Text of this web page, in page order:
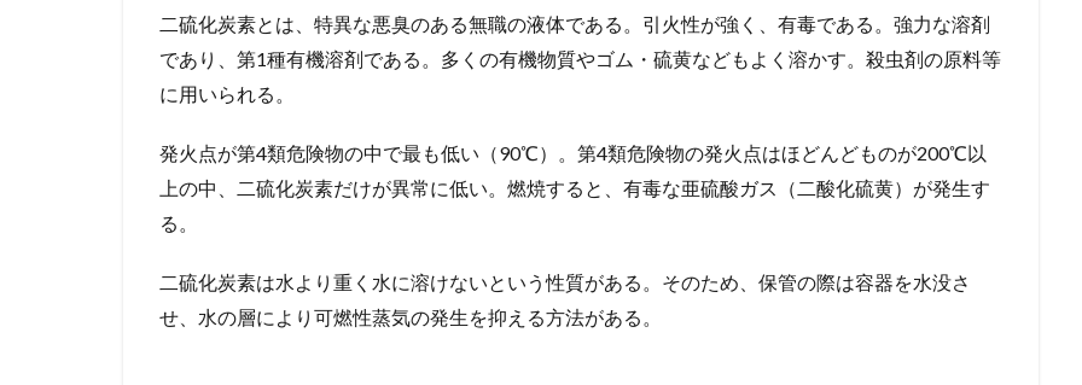
二硫化炭素とは、特異な悪臭のある無職の液体である。引火性が強く、有毒である。強力な溶剤
であり、第1種有機溶剤である。多くの有機物質やゴム・硫黄などもよく溶かす。殺虫剤の原料等
に用いられる。
発火点が第4類危険物の中で最も低い（90℃）。第4類危険物の発火点はほどんどものが200℃以
上の中、二硫化炭素だけが異常に低い。燃焼すると、有毒な亜硫酸ガス（二酸化硫黄）が発生す
る。
二硫化炭素は水より重く水に溶けないという性質がある。そのため、保管の際は容器を水没さ
せ、水の層により可燃性蒸気の発生を抑える方法がある。